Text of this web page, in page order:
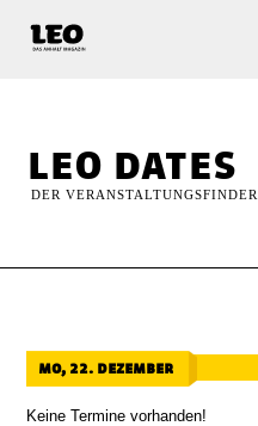
leo dates
DER
mo, 22. dezember
Keine Termine vorhanden!